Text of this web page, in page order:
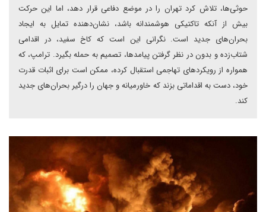
حوثی‌ها، تلاش کرد تهران را در موضع دفاعی قرار دهد، اما این حرکت
بیش از آنکه تاکتیکی هوشمندانه باشد، نشان‌دهنده تمایل به ایجاد
بحران‌های جدید است. نگرانی این است که کاخ سفید، در اقدامی
شتاب‌زده و بدون در نظر گرفتن پیامدها، تصمیم به حمله بگیرد. ترامپ، که
همواره از رویکردهای تهاجمی استقبال کرده، ممکن است برای اثبات قدرت
خود، دست به اقداماتی بزند که خاورمیانه و جهان را درگیر بحران‌های جدید
کند.